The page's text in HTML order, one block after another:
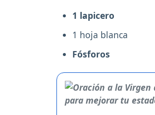
1 lapicero
1 hoja blanca
Fósforos